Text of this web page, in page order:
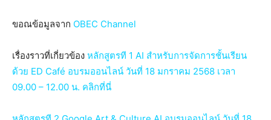
ขอณข้อมูลจาก OBEC Channel
เรื่องราวที่เกี่ยวข้อง หลักสูตรที 1 AI สำหรับการจัดการชั้นเรียน
ด้วย ED Café อบรมออนไลน์ วันที่ 18 มกราคม 2568 เวลา
09.00 – 12.00 น. คลิกที่นี่